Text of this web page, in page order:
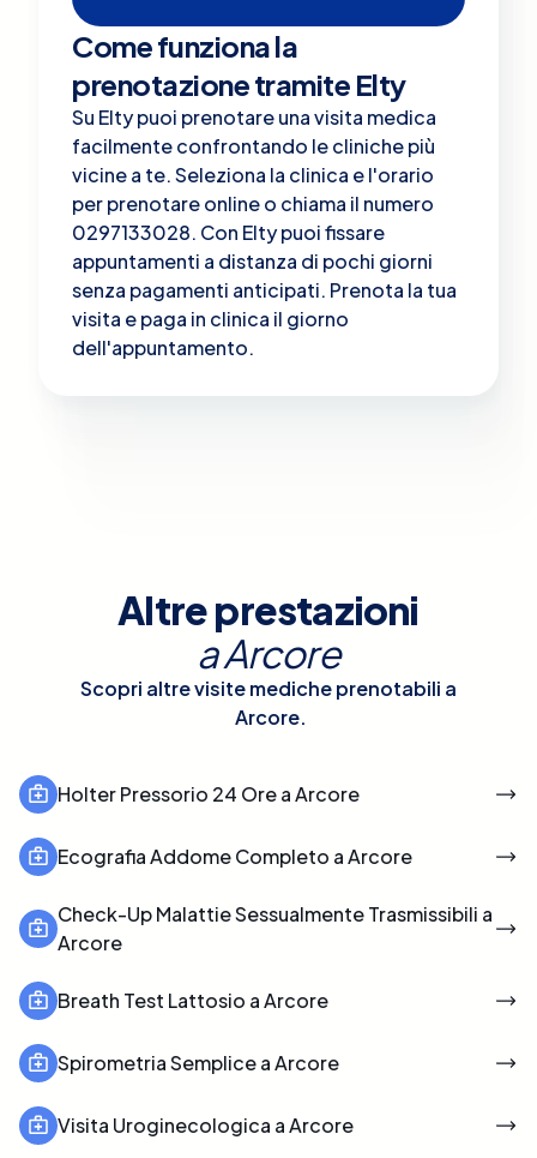
Come funziona la
prenotazione tramite Elty
Su Elty puoi prenotare una visita medica
facilmente confrontando le cliniche più
vicine a te. Seleziona la clinica e l'orario
per prenotare online o chiama il numero
0297133028. Con Elty puoi fissare
appuntamenti a distanza di pochi giorni
senza pagamenti anticipati. Prenota la tua
visita e paga in clinica il giorno
dell'appuntamento.
Altre prestazioni
aArcore
Scopri altre visite mediche prenotabili a
Arcore.
Holter Pressorio 24 Ore a Arcore
Ecografia Addome Completo a Arcore
Check-Up Malattie Sessualmente Trasmissibili a
Arcore
Breath Test Lattosio a Arcore
Spirometria Semplice a Arcore
Visita Uroginecologica a Arcore